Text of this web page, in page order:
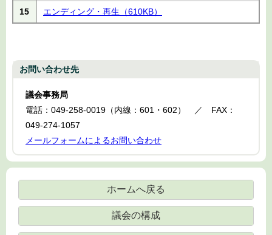
15 エンディング・再生 （610KB）
お問い合わせ先
議会事務局
電話：049-258-0019（内線：601・602） ／ FAX：
049-274-1057
メールフォームによるお問い合わせ
ホームへ戻る
議会の構成